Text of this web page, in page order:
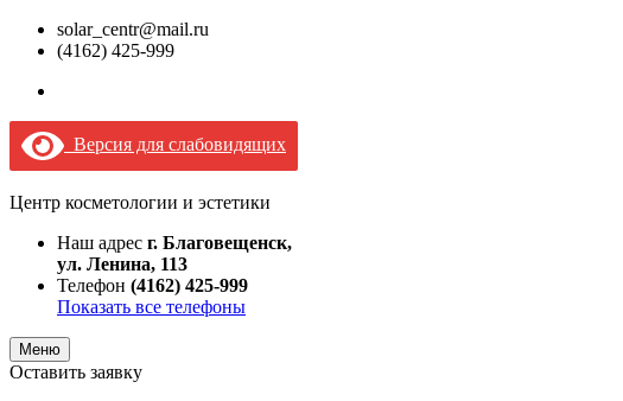
solar_centr@mail.ru
(4162) 425-999
Версия для слабовидящих
Центр косметологии и эстетики
Наш адрес г. Благовещенск,
ул. Ленина, 113
Телефон (4162) 425-999
Показать все телефоны
Меню
Оставить заявку